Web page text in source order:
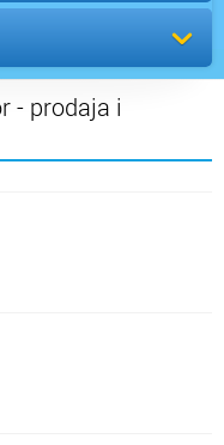
- prodaja i